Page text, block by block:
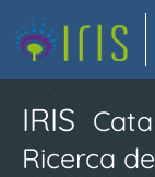
IRIS
Ricerca